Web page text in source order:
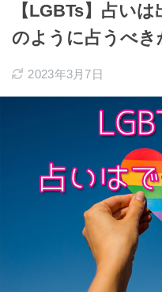
【LGBTs】占い
のように占うべき
2023年3月7日